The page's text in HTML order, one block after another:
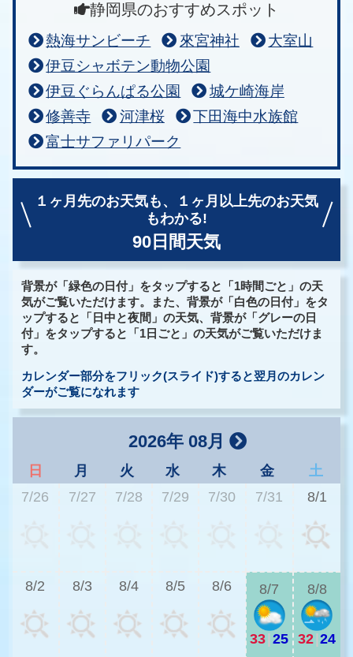
静岡県のおすすめスポット
熱海サンビーチ 來宮神社
大室山
伊豆シャボテン動物公園
伊豆ぐらんぱる公園
城ケ崎海岸
修善寺
河津桜
下田海中水族館
富士サファリパーク
１ヶ月先のお天気も、
１ヶ月以上先のお天気
もわかる!
90日間天気
背景が「緑色の日付」をタップすると「1時間ごと」の天
気がご覧いただけます。また、背景が「白色の日付」をタ
ップすると「日中と夜間」の天気、背景が「グレーの日
付」をタップすると「1日ごと」の天気がご覧いただけま
す。
カレンダー部分をフリック(スライド)すると翌月のカレン
ダーがご覧になれます
2026年 08月
日 月 火 水 木 金
土
7/26
7/27 7/28 7/29 7/30 7/31 8/1
8/2 8/3 8/4 8/5 8/6 8/7
33 25
8/8
32 24